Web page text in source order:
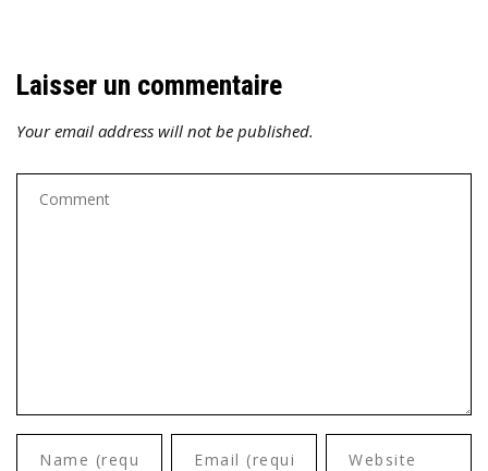
Laisser un commentaire
Your email address will not be published.